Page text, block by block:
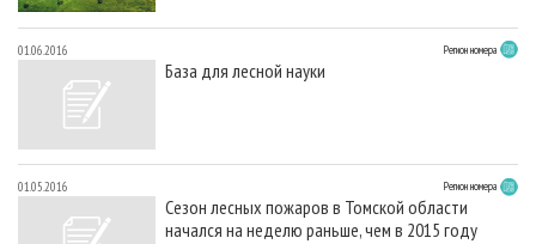
01.06.2016 Регион номера
База для лесной науки
01.05.2016 Регион номера
Сезон лесных пожаров в Томской области
начался на неделю раньше, чем в 2015 году